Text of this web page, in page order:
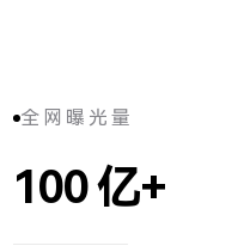
全网曝光量
100亿+